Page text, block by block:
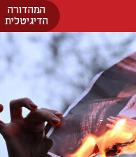
המהדורה
הדיגיטלית